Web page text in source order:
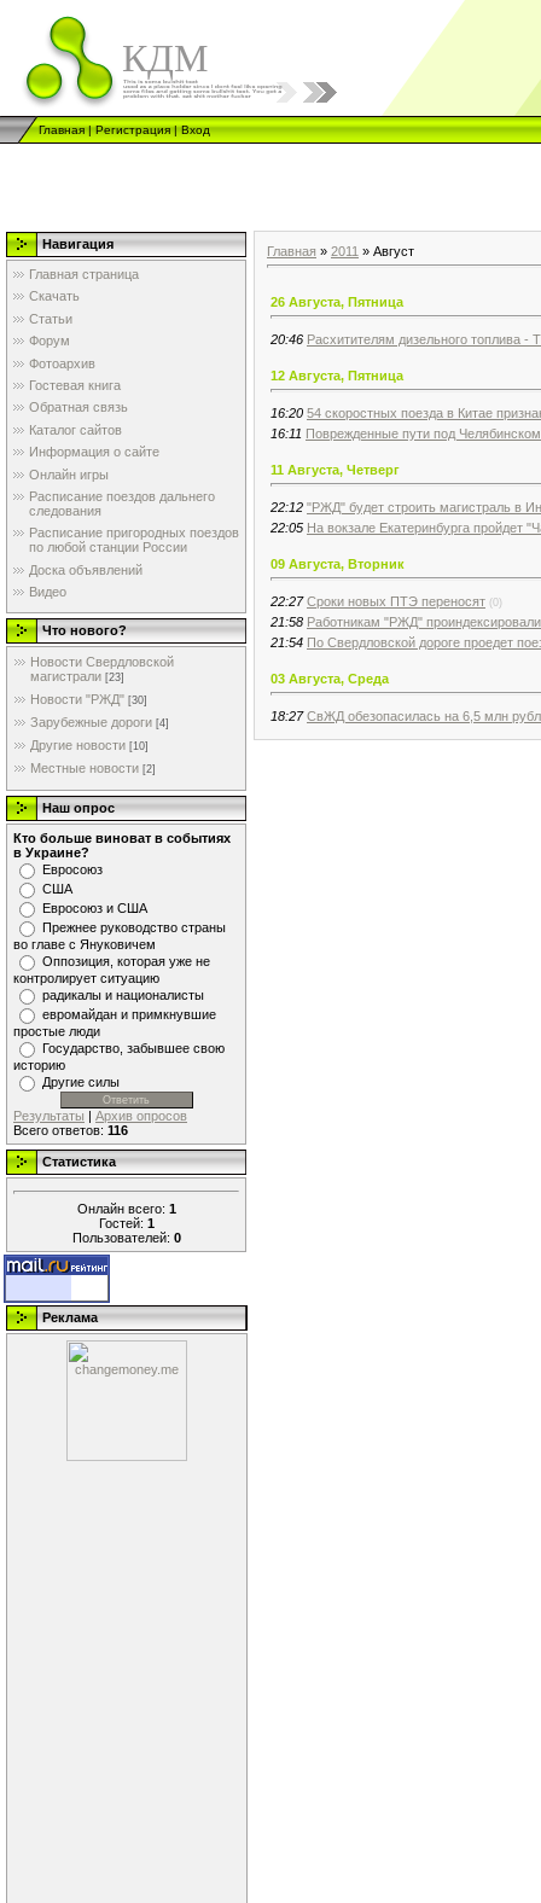
КДМ
Главная|Регистрация|Вход
Навигация
Главная страница
Скачать
Статьи
Форум
Фотоархив
Гостевая книга
Обратная связь
Каталог сайтов
Информация о сайте
Онлайн игры
Расписание поездов дальнего
следования
Расписание пригородных поездов
по любой станции России
Доска объявлений
Видео
Что нового?
Новости Свердловской
магистрали [23]
Новости "РЖД" [30]
Зарубежные дороги [4]
Другие новости [10]
Местные новости [2]
Наш опрос
Кто больше виноват в событиях
в Украине?
Евросоюз
США
Евросоюз и США
Прежнее руководство страны
во главе с Януковичем
Оппозиция, которая уже не
контролирует ситуацию
радикалы и националисты
евромайдан и примкнувшие
простые люди
Государство, забывшее свою
историю
Другие силы
Результаты | Архив опросов
Всего ответов: 116
Статистика
Онлайн всего: 1
Гостей: 1
Пользователей: 0
Реклама
Главная » 2011 » Август
26 Августа, Пятница
20:46 Расхитителям дизельного топлива
12 Августа, Пятница
16:20 54 скоростных поезда в Китае
16:11 Поврежденные пути под Челябинском
11 Августа, Четверг
22:12 "РЖД" будет строить магистраль в
22:05 На вокзале Екатеринбурга пройдет
09 Августа, Вторник
22:27 Сроки новых ПТЭ переносят (0)
21:58 Работникам "РЖД"
21:54 По Свердловской дороге проедет
03 Августа, Среда
18:27 СвЖД обезопасилась на 6,5 млн